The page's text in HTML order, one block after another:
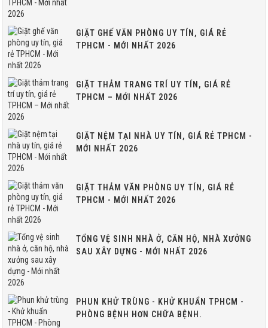
GIẶT GHẾ VĂN PHÒNG UY TÍN, GIÁ RẺ
TPHCM - MỚI NHẤT 2026
GIẶT THẢM TRANG TRÍ UY TÍN, GIÁ RẺ
TPHCM – MỚI NHẤT 2026
GIẶT NỆM TẠI NHÀ UY TÍN, GIÁ RẺ TPHCM -
MỚI NHẤT 2026
GIẶT THẢM VĂN PHÒNG UY TÍN, GIÁ RẺ
TPHCM - MỚI NHẤT 2026
TỔNG VỆ SINH NHÀ Ở, CĂN HỘ, NHÀ XƯỞNG
SAU XÂY DỰNG - MỚI NHẤT 2026
PHUN KHỬ TRÙNG - KHỬ KHUẨN TPHCM -
PHÒNG BỆNH HƠN CHỮA BỆNH.